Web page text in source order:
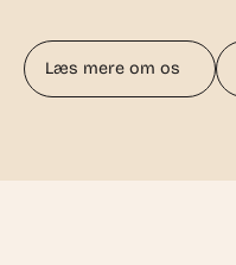
Læs mere om os